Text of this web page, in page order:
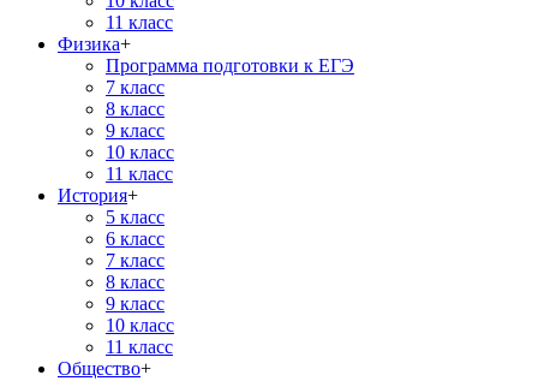
11 класс
Физика+
Программа подготовки к ЕГЭ
7 класс
8 класс
9 класс
10 класс
11 класс
История+
5 класс
6 класс
7 класс
8 класс
9 класс
10 класс
11 класс
Общество+